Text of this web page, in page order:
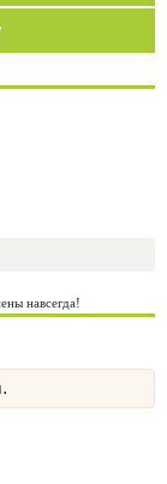
навсегда!